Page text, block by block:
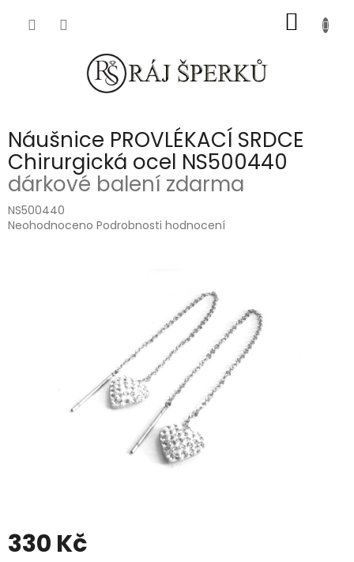
KOŠÍK
Náušnice PROVLÉKACÍ SRDCE
Chirurgická ocel NS500440
dárkové balení zdarma
NS500440
Průměrné
Neohodnoceno Podrobnosti hodnocení
330 Kč